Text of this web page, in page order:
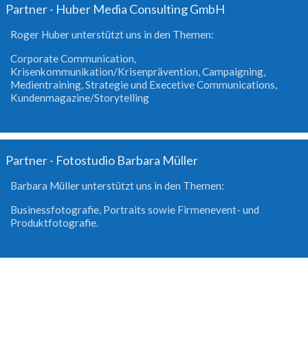
Partner - Huber Media Consulting GmbH
Roger Huber unterstützt uns in den Themen:
Corporate Communication,
Krisenkommunikation/Krisenprävention, Campaigning,
Medientraining, Strategie und Execetive Communications,
Kundenmagazine/Storytelling
Partner - Fotostudio Barbara Müller
Barbara Müller unterstützt uns in den Themen:
Businessfotografie, Portraits sowie Firmenevent- und
Produktfotografie.